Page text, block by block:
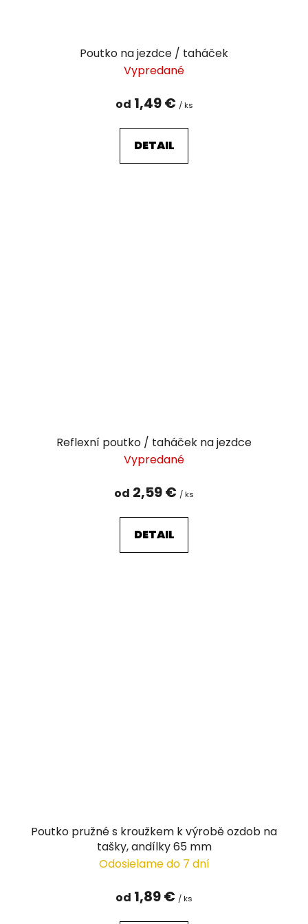
Poutko na jezdce / taháček
Vypredané
od 1,49 € / ks
DETAIL
Reflexní poutko / taháček na jezdce
Vypredané
od 2,59 € / ks
DETAIL
Poutko pružné s kroužkem k výrobě ozdob na
tašky, andílky 65 mm
Odosielame do 7 dní
od 1,89 € / ks